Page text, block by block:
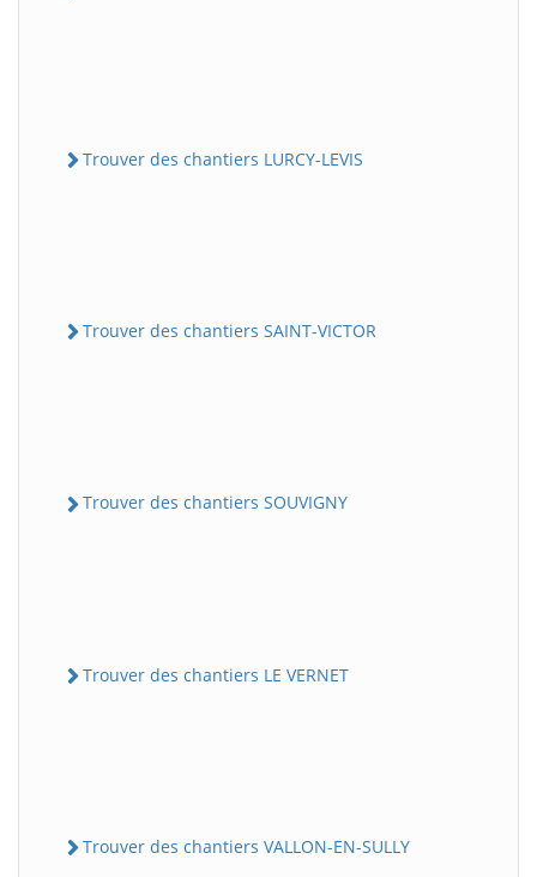
Trouver des chantiers LURCY-LEVIS
Trouver des chantiers SAINT-VICTOR
Trouver des chantiers SOUVIGNY
Trouver des chantiers LE VERNET
Trouver des chantiers VALLON-EN-SULLY